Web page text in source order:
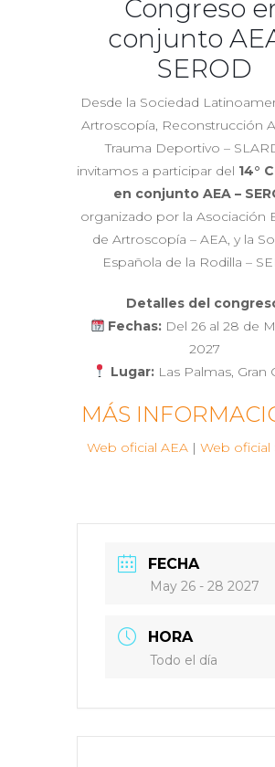
Congreso
conjunto
SEROD
Desde la Sociedad
Artroscopía, Reconstrucción
Trauma Deportivo –
invitamos a participar del 14°
en conjunto AEA –
organizado por la Asociación
de Artroscopía – AEA, y la
Española de la Rodilla –
Detalles del
Fechas: Del 26 al 28 de
2027
Lugar:Las Palmas, Gran
MÁS
Web oficial AEA| Web oficial
FECHA
May 26 - 28 2027
HORA
Todo el día